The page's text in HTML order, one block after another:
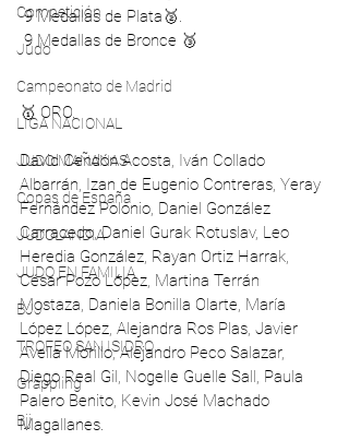
Competición
Judo
Campeonato de Madrid
LIGA NACIONAL
JUDO MAÑANAS
Copas de España
JUDOLANDIA
JUDO EN FAMILIA
BJJ
TROFEO SAN ISIDRO
Grappling
Bjj
9 Medallas de Plata🥈.
9 Medallas de Bronce 🥉
🥇 ORO.
David Cendón Acosta, Iván Collado
Albarrán, Izan de Eugenio Contreras, Yeray
Fernández Polonio, Daniel González
Carracedo, Daniel Gurak Rotuslav, Leo
Heredia González, Rayan Ortiz Harrak,
César Pozo López, Martina Terrán
Mostaza, Daniela Bonilla Olarte, María
López López, Alejandra Ros Plas, Javier
Avella Morillo, Alejandro Peco Salazar,
Diego Real Gil, Nogelle Guelle Sall, Paula
Palero Benito, Kevin José Machado
Magallanes.